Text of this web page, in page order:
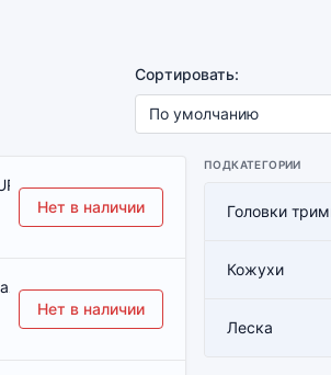
Сортировать:
01 (YA00000474)]
Нет в наличии
2.4 мм х 15 м]
Нет в наличии
ПОДКАТЕГОРИИ
Головки
Кожухи
Леска